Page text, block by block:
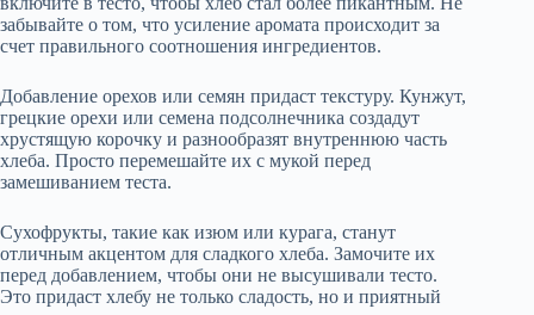
забывайте о том, что усиление аромата происходит за
счет правильного соотношения ингредиентов.
Добавление орехов или семян придаст текстуру. Кунжут,
грецкие орехи или семена подсолнечника создадут
хрустящую корочку и разнообразят внутреннюю часть
хлеба. Просто перемешайте их с мукой перед
замешиванием теста.
Сухофрукты, такие как изюм или курага, станут
отличным акцентом для сладкого хлеба. Замочите их
перед добавлением, чтобы они не высушивали тесто.
Это придаст хлебу не только сладость, но и приятный